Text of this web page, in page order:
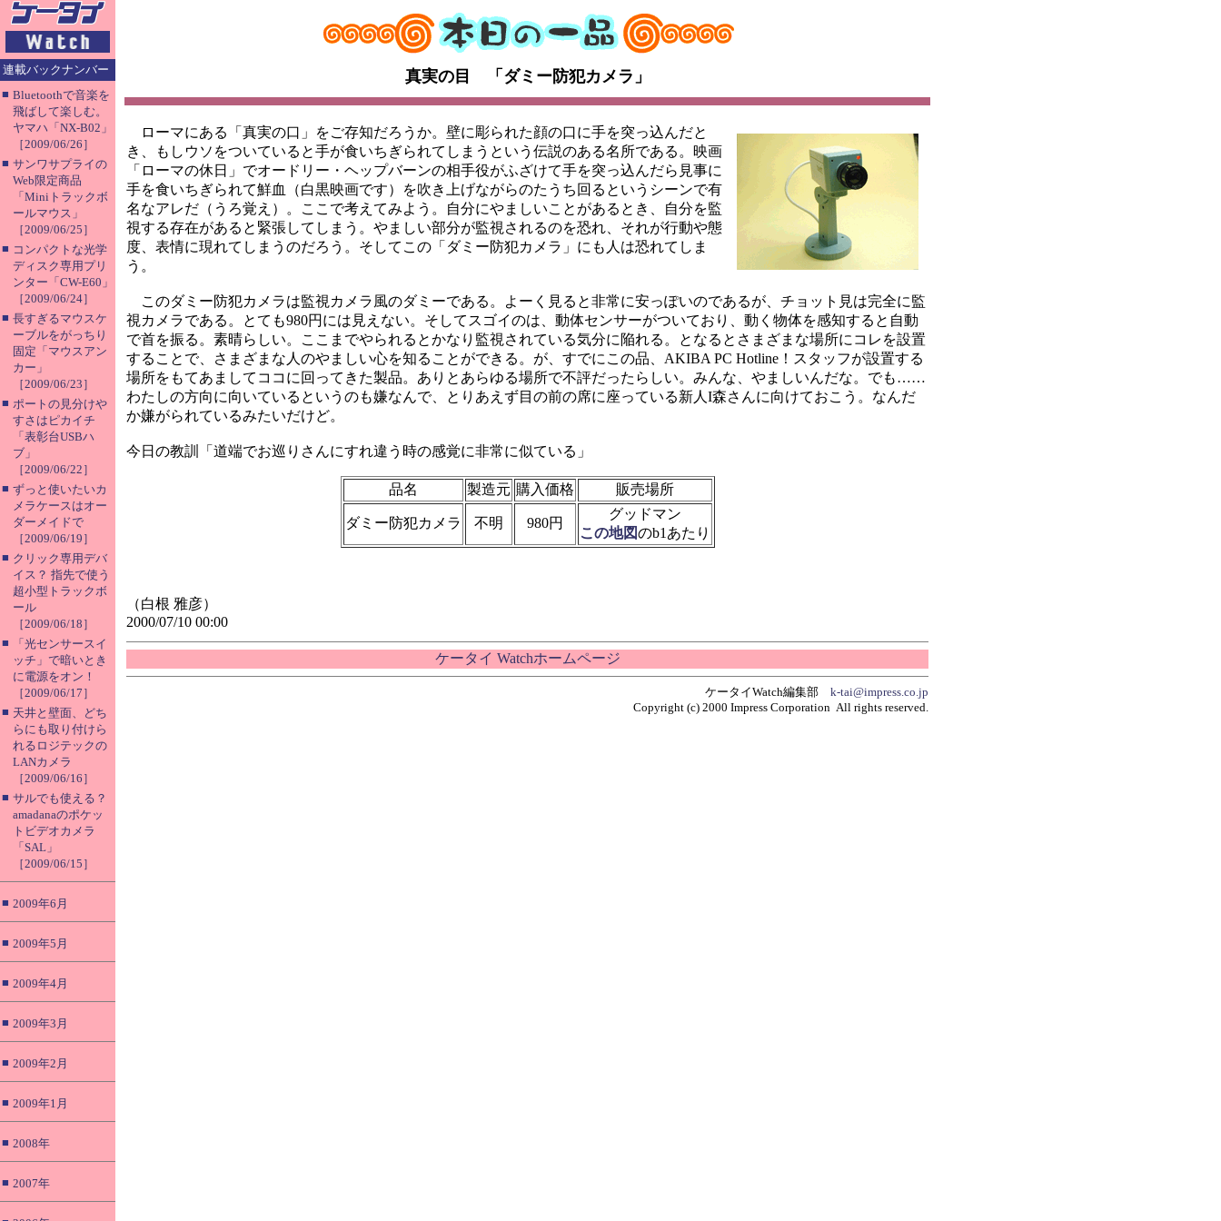
連載バックナンバー
■ Bluetoothで音楽を
飛ばして楽しむ。
ヤマハ「NX-B02」
［2009/06/26］
■ サンワサプライの
Web限定商品
「Miniトラックボ
ールマウス」
［2009/06/25］
■ コンパクトな光学
ディスク専用プリ
ンター「CW-E60」
［2009/06/24］
■ 長すぎるマウスケ
ーブルをがっちり
固定「マウスアン
カー」
［2009/06/23］
■ ポートの見分けや
すさはピカイチ
「表彰台USBハ
ブ」
［2009/06/22］
■ ずっと使いたいカ
メラケースはオー
ダーメイドで
［2009/06/19］
■ クリック専用デバ
イス？ 指先で使う
超小型トラックボ
ール
［2009/06/18］
■
「光センサースイ
ッチ」で暗いとき
に電源をオン！
［2009/06/17］
■ 天井と壁面、どち
らにも取り付けら
れるロジテックの
LANカメラ
［2009/06/16］
■ サルでも使える？
amadanaのポケッ
トビデオカメラ
「SAL」
［2009/06/15］
■ 2009年6月
■ 2009年5月
■ 2009年4月
■ 2009年3月
■ 2009年2月
■ 2009年1月
■ 2008年
■ 2007年
真実の目 「ダミー防犯カメラ」
ローマにある「真実の口」をご存知だろうか。壁に彫られた顔の口に手を突っ込んだと
き、もしウソをついていると手が食いちぎられてしまうという伝説のある名所である。映画
「ローマの休日」でオードリー・ヘップバーンの相手役がふざけて手を突っ込んだら見事に
手を食いちぎられて鮮血（白黒映画です）を吹き上げながらのたうち回るというシーンで有
名なアレだ（うろ覚え）。ここで考えてみよう。自分にやましいことがあるとき、自分を監
視する存在があると緊張してしまう。やましい部分が監視されるのを恐れ、それが行動や態
度、表情に現れてしまうのだろう。そしてこの「ダミー防犯カメラ」にも人は恐れてしま
う。
このダミー防犯カメラは監視カメラ風のダミーである。よーく見ると非常に安っぽいのであるが、チョット見は完全に監
視カメラである。とても980円には見えない。そしてスゴイのは、動体センサーがついており、動く物体を感知すると自動
で首を振る。素晴らしい。ここまでやられるとかなり監視されている気分に陥れる。となるとさまざまな場所にコレを設置
することで、さまざまな人のやましい心を知ることができる。が、すでにこの品、AKIBA PC Hotline！スタッフが設置する
場所をもてあましてココに回ってきた製品。ありとあらゆる場所で不評だったらしい。みんな、やましいんだな。でも……
わたしの方向に向いているというのも嫌なんで、とりあえず目の前の席に座っている新人I森さんに向けておこう。なんだ
か嫌がられているみたいだけど。
今日の教訓「道端でお巡りさんにすれ違う時の感覚に非常に似ている」
品名 製造元 購入価格 販売場所
ダミー防犯カメラ 不明 980円
グッドマン
この地図のb1あたり
（白根 雅彦）
2000/07/10 00:00
ケータイ Watchホームページ
ケータイWatch編集部 k-tai@impress.co.jp
Copyright (c) 2000 Impress Corporation All rights reserved.